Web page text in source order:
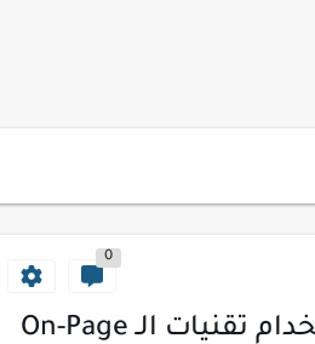
0
كيفية تحسين محركات البحث لموقعك باستخدام تقنيات الـ On-Page